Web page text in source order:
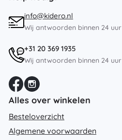
info@kidero.nl
Wij antwoorden binnen 24 uur
+31 20 369 1935
Wij antwoorden binnen 24 uur
Alles over winkelen
Besteloverzicht
Algemene voorwaarden